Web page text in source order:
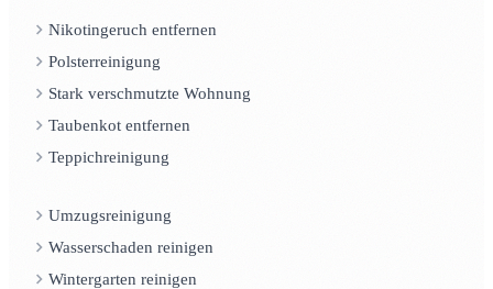
Nikotingeruch entfernen
Polsterreinigung
Stark verschmutzte Wohnung
Taubenkot entfernen
Teppichreinigung
Umzugsreinigung
Wasserschaden reinigen
Wintergarten reinigen